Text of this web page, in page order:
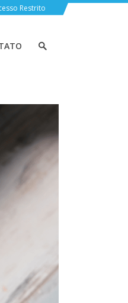
Restrito